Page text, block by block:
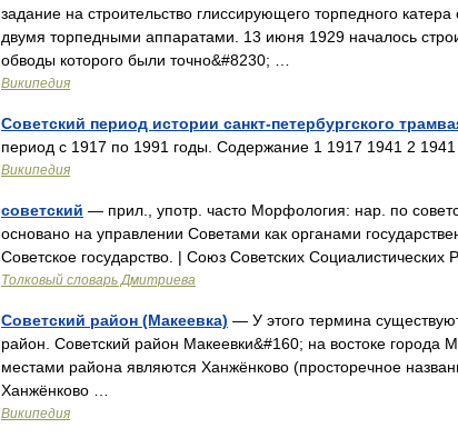
задание на строительство глиссирующего торпедного
двумя торпедными аппаратами. 13 июня 1929 началось
обводы которого были точно&#8230; …
Википедия
Советский период истории санкт-петербургского
период с 1917 по 1991 годы. Содержание 1 1917 1941 2
Википедия
советский — прил., употр. часто Морфология: нар. по
основано на управлении Советами как органами
Советское государство. | Союз Советских Социалистических
Толковый словарь Дмитриева
Советский район (Макеевка) — У этого термина
район. Советский район Макеевки&#160; на востоке
местами района являются Ханжёнково (просторечное
Ханжёнково …
Википедия